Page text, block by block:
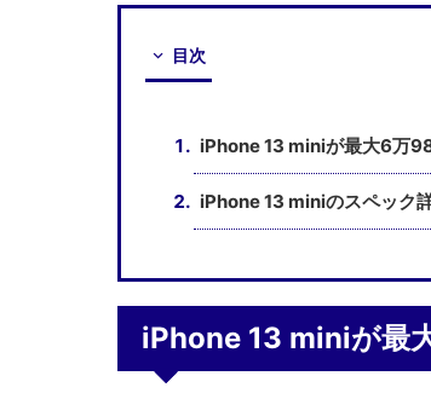
目次
iPhone 13 miniが最大6万
iPhone 13 miniのスペック
iPhone 13 miniが最